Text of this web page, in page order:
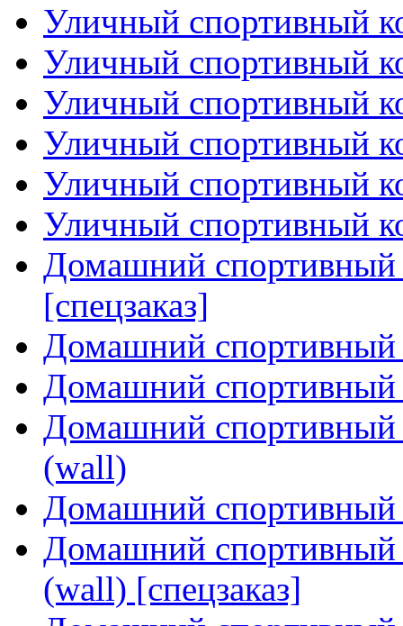
Уличный спортивный
Уличный спортивный
Уличный спортивный
Уличный спортивный
Уличный спортивный
Уличный спортивный
Домашний спортивный
[спецзаказ]
Домашний спортивный
Домашний
Домашний спортивный
(wall)
Домашний спортивный
Домашний спортивный
(wall) [спецзаказ]